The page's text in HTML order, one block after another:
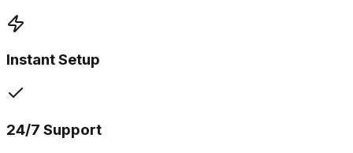
Instant Setup
24/7 Support